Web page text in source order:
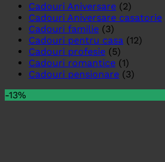
Cadouri Aniversare (2)
Cadouri Aniversare casatorie
Cadouri familie (3)
Cadouri pentru casa (12)
Cadouri profesie (5)
Cadouri romantice (1)
Cadouri pensionare (3)
-13%